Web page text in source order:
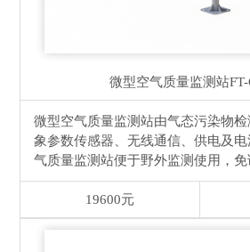
微型空气质量监测站
微型空气质量监测站由气态污染物
象参数传感器、无线通信、供电及
气质量监测站便于野外监测使用，免
19600元